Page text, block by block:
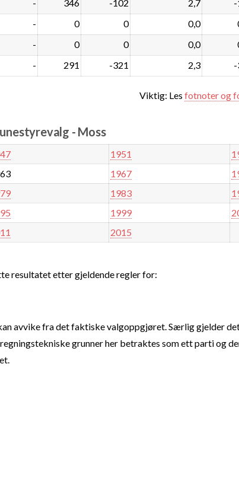
- 346 -102 2,7 -
- 0 0 0,0
- 0 0 0,0
- 291 -321 2,3 -
Viktig: Les fotnoter og
- Moss
1951
1967
1983
1999
2015
resultatet etter gjeldende regler for:
avvike fra det faktiske valgoppgjøret. Særlig gjelder
grunner her betraktes som ett parti og